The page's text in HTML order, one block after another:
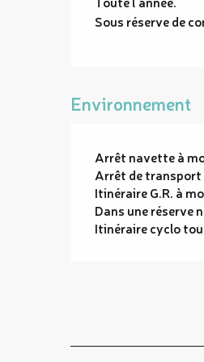
Sous réserve de
Environnement
Arrêt navette à
Arrêt de transport
Itinéraire G.R. à
Dans une réserve
Itinéraire cyclo